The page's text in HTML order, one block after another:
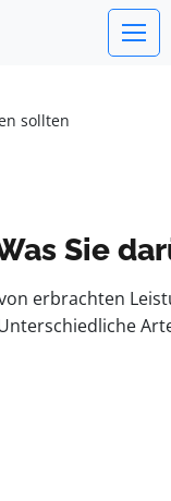
sollten
Sie
erbrachten